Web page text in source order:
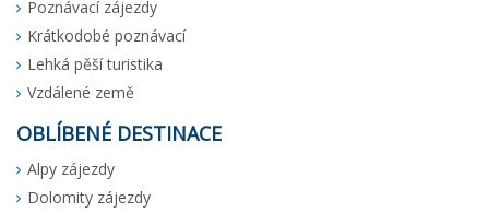
Poznávací zájezdy
Krátkodobé poznávací
Lehká pěší turistika
Vzdálené země
OBLÍBENÉ DESTINACE
Alpy zájezdy
Dolomity zájezdy